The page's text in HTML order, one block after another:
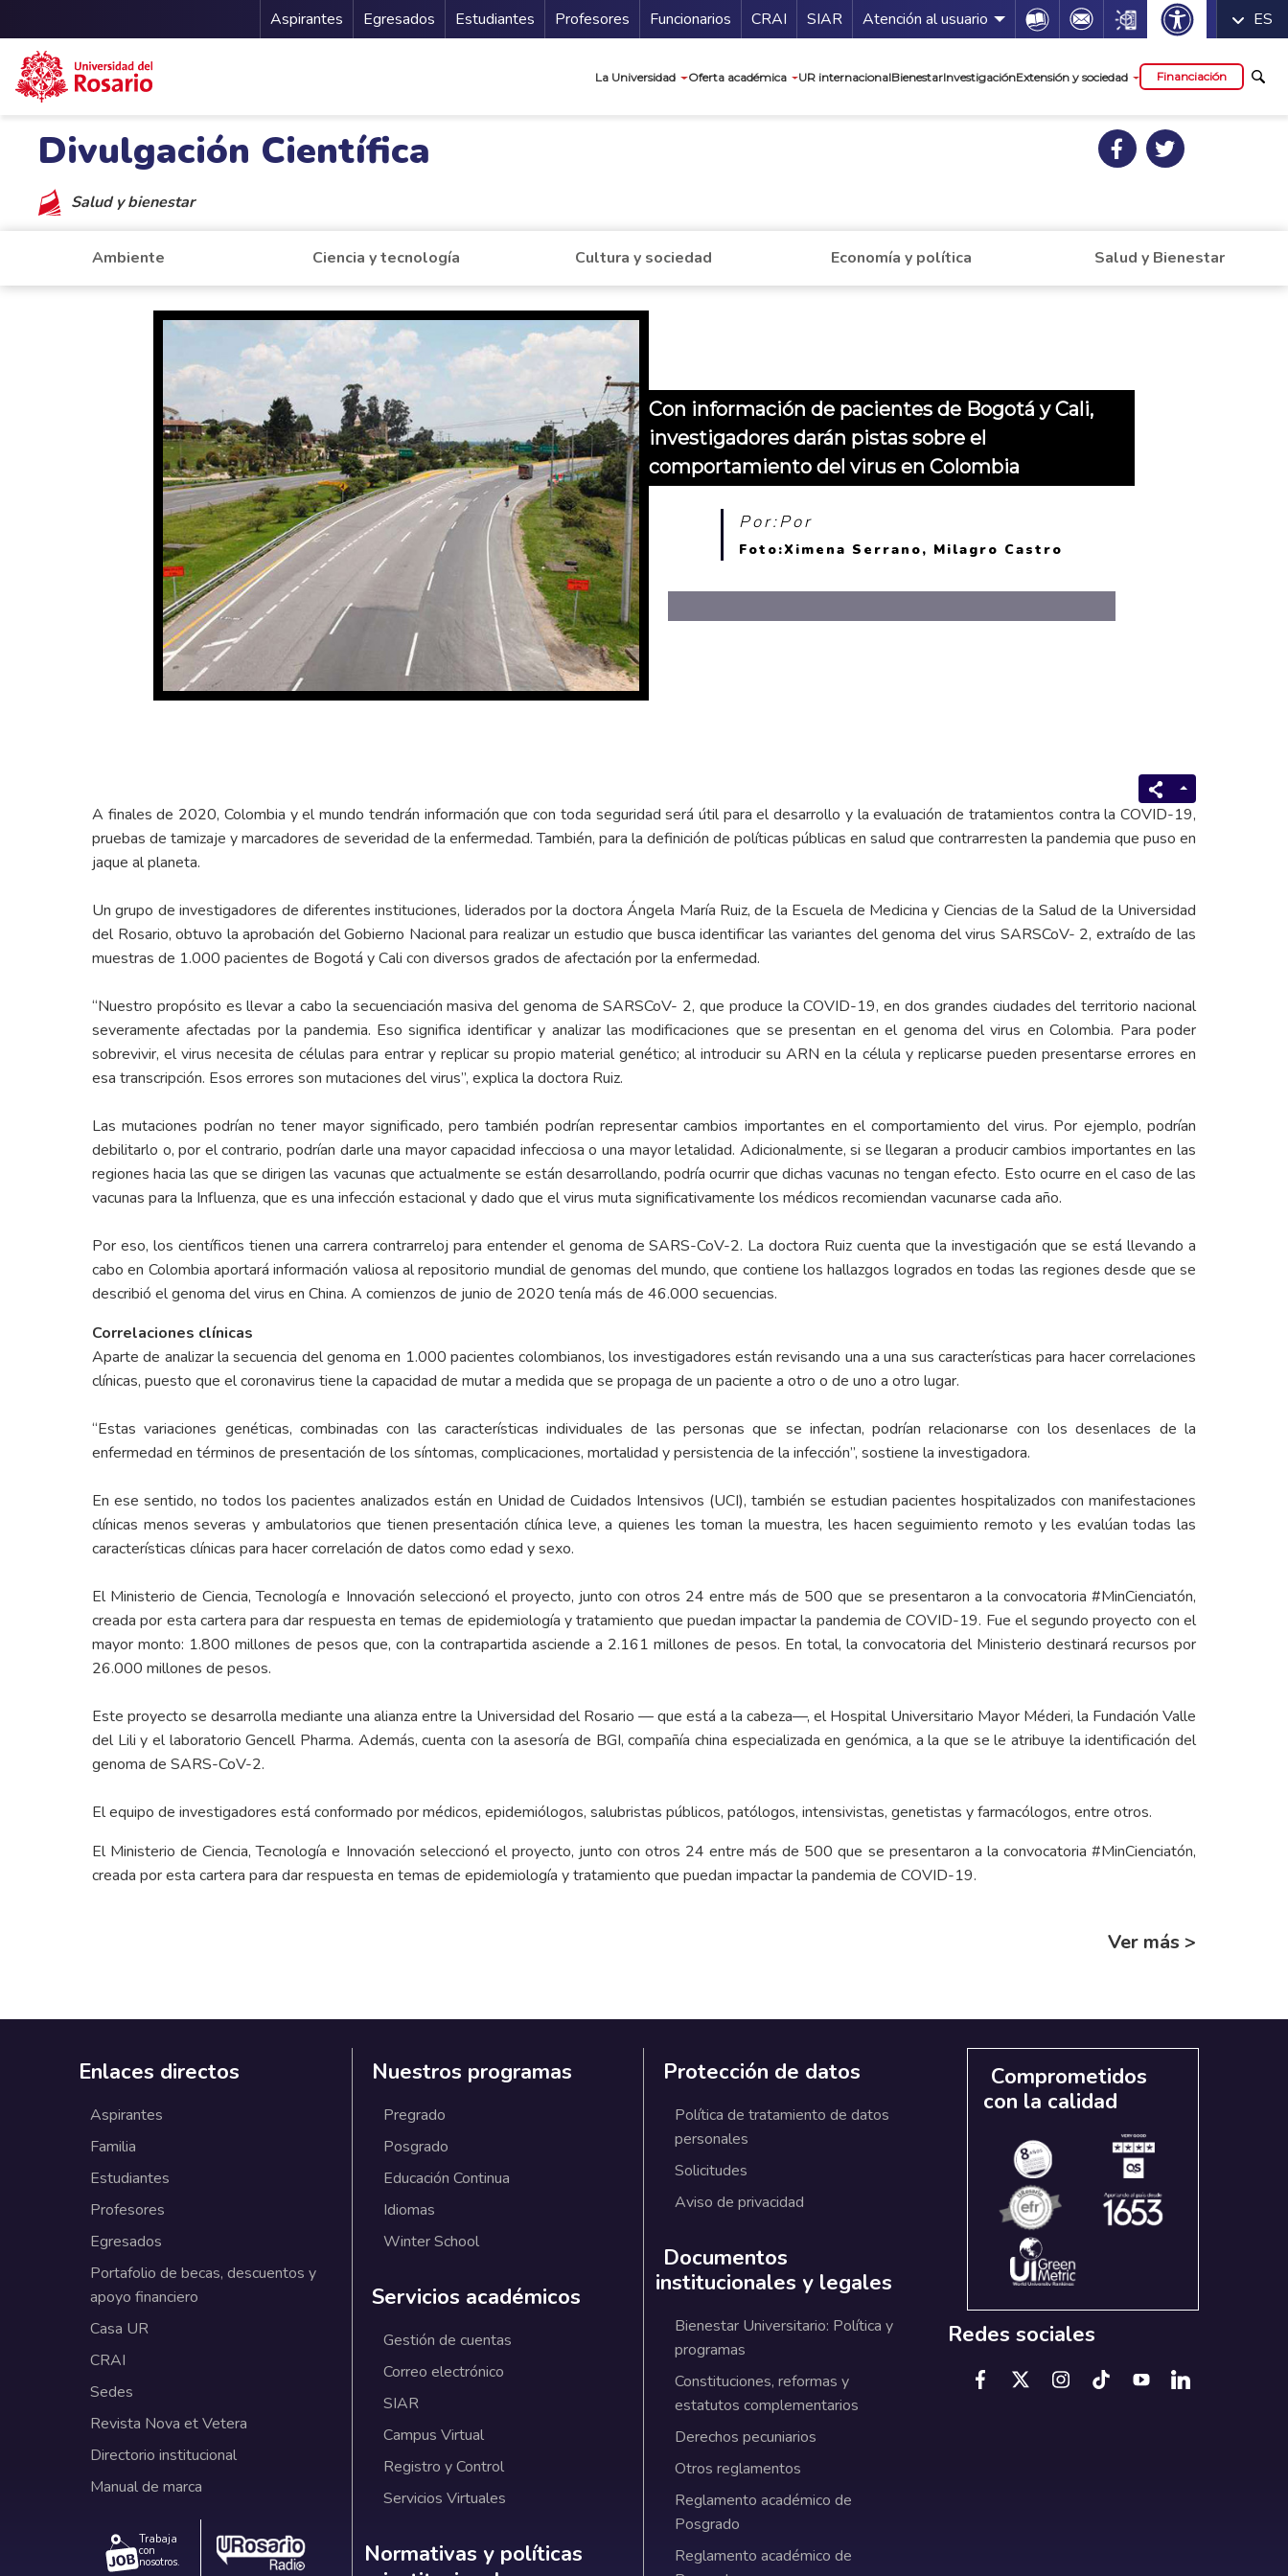
Menu Secundario
Aspirantes Egresados Estudiantes Profesores Funcionarios Guía de servicios
CRAI SIAR Atención al usuario Icon Icon Icon ES
La Universidad Oferta académica UR internacionalBienestarInvestigaciónExtensión y sociedad Financiación
Divulgación Científica
Salud y bienestar
Ambiente Ciencia y tecnología Cultura y sociedad Economía y política Salud y Bienestar
Con información de pacientes de Bogotá y Cali,
investigadores darán pistas sobre el
comportamiento del virus en Colombia
Por:Por
Foto:Ximena Serrano, Milagro Castro
A finales de 2020, Colombia y el mundo tendrán información que con toda seguridad será útil para el desarrollo y la evaluación de tratamientos contra la COVID-19,
pruebas de tamizaje y marcadores de severidad de la enfermedad. También, para la definición de políticas públicas en salud que contrarresten la pandemia que puso en
jaque al planeta.
Un grupo de investigadores de diferentes instituciones, liderados por la doctora Ángela María Ruiz, de la Escuela de Medicina y Ciencias de la Salud de la Universidad
del Rosario, obtuvo la aprobación del Gobierno Nacional para realizar un estudio que busca identificar las variantes del genoma del virus SARSCoV- 2, extraído de las
muestras de 1.000 pacientes de Bogotá y Cali con diversos grados de afectación por la enfermedad.
“Nuestro propósito es llevar a cabo la secuenciación masiva del genoma de SARSCoV- 2, que produce la COVID-19, en dos grandes ciudades del territorio nacional
severamente afectadas por la pandemia. Eso significa identificar y analizar las modificaciones que se presentan en el genoma del virus en Colombia. Para poder
sobrevivir, el virus necesita de células para entrar y replicar su propio material genético; al introducir su ARN en la célula y replicarse pueden presentarse errores en
esa transcripción. Esos errores son mutaciones del virus”, explica la doctora Ruiz.
Las mutaciones podrían no tener mayor significado, pero también podrían representar cambios importantes en el comportamiento del virus. Por ejemplo, podrían
debilitarlo o, por el contrario, podrían darle una mayor capacidad infecciosa o una mayor letalidad. Adicionalmente, si se llegaran a producir cambios importantes en las
regiones hacia las que se dirigen las vacunas que actualmente se están desarrollando, podría ocurrir que dichas vacunas no tengan efecto. Esto ocurre en el caso de las
vacunas para la Influenza, que es una infección estacional y dado que el virus muta significativamente los médicos recomiendan vacunarse cada año.
Por eso, los científicos tienen una carrera contrarreloj para entender el genoma de SARS-CoV-2. La doctora Ruiz cuenta que la investigación que se está llevando a
cabo en Colombia aportará información valiosa al repositorio mundial de genomas del mundo, que contiene los hallazgos logrados en todas las regiones desde que se
describió el genoma del virus en China. A comienzos de junio de 2020 tenía más de 46.000 secuencias.
Correlaciones clínicas
Aparte de analizar la secuencia del genoma en 1.000 pacientes colombianos, los investigadores están revisando una a una sus características para hacer correlaciones
clínicas, puesto que el coronavirus tiene la capacidad de mutar a medida que se propaga de un paciente a otro o de uno a otro lugar.
“Estas variaciones genéticas, combinadas con las características individuales de las personas que se infectan, podrían relacionarse con los desenlaces de la
enfermedad en términos de presentación de los síntomas, complicaciones, mortalidad y persistencia de la infección”, sostiene la investigadora.
En ese sentido, no todos los pacientes analizados están en Unidad de Cuidados Intensivos (UCI), también se estudian pacientes hospitalizados con manifestaciones
clínicas menos severas y ambulatorios que tienen presentación clínica leve, a quienes les toman la muestra, les hacen seguimiento remoto y les evalúan todas las
características clínicas para hacer correlación de datos como edad y sexo.
El Ministerio de Ciencia, Tecnología e Innovación seleccionó el proyecto, junto con otros 24 entre más de 500 que se presentaron a la convocatoria #MinCienciatón,
creada por esta cartera para dar respuesta en temas de epidemiología y tratamiento que puedan impactar la pandemia de COVID-19. Fue el segundo proyecto con el
mayor monto: 1.800 millones de pesos que, con la contrapartida asciende a 2.161 millones de pesos. En total, la convocatoria del Ministerio destinará recursos por
26.000 millones de pesos.
Este proyecto se desarrolla mediante una alianza entre la Universidad del Rosario — que está a la cabeza—, el Hospital Universitario Mayor Méderi, la Fundación Valle
del Lili y el laboratorio Gencell Pharma. Además, cuenta con la asesoría de BGI, compañía china especializada en genómica, a la que se le atribuye la identificación del
genoma de SARS-CoV-2.
El equipo de investigadores está conformado por médicos, epidemiólogos, salubristas públicos, patólogos, intensivistas, genetistas y farmacólogos, entre otros.
El Ministerio de Ciencia, Tecnología e Innovación seleccionó el proyecto, junto con otros 24 entre más de 500 que se presentaron a la convocatoria #MinCienciatón,
creada por esta cartera para dar respuesta en temas de epidemiología y tratamiento que puedan impactar la pandemia de COVID-19.
Ver más >
Enlaces directos
Aspirantes
Familia
Estudiantes
Profesores
Egresados
Portafolio de becas, descuentos y
apoyo financiero
Casa UR
CRAI
Sedes
Revista Nova et Vetera
Directorio institucional
Manual de marca
Trabaja
con
nosotros.
Nuestros programas
Pregrado
Posgrado
Educación Continua
Idiomas
Winter School
Servicios académicos
Gestión de cuentas
Correo electrónico
SIAR
Campus Virtual
Registro y Control
Servicios Virtuales
Normativas y políticas institucionales
Normativas y políticas
Protección de datos
Política de tratamiento de datos
personales
Solicitudes
Aviso de privacidad
Documentos
institucionales y legales
Bienestar Universitario: Política y
programas
Constituciones, reformas y
estatutos complementarios
Derechos pecuniarios
Otros reglamentos
Reglamento académico de
Posgrado
Reglamento académico de
Comprometidos
con la calidad
Redes sociales